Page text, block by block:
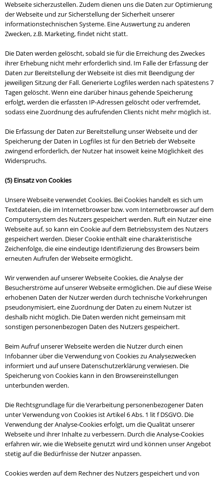
Webseite sicherzustellen. Zudem dienen uns die Daten zur Optimierung
der Webseite und zur Sicherstellung der Sicherheit unserer
informationstechnischen Systeme. Eine Auswertung zu anderen
Zwecken, z.B. Marketing, findet nicht statt.
Die Daten werden gelöscht, sobald sie für die Erreichung des Zweckes
ihrer Erhebung nicht mehr erforderlich sind. Im Falle der Erfassung der
Daten zur Bereitstellung der Webseite ist dies mit Beendigung der
jeweiligen Sitzung der Fall. Generierte Logfiles werden nach spätestens 7
Tagen gelöscht. Wenn eine darüber hinaus gehende Speicherung
erfolgt, werden die erfassten IP-Adressen gelöscht oder verfremdet,
sodass eine Zuordnung des aufrufenden Clients nicht mehr möglich ist.
Die Erfassung der Daten zur Bereitstellung unser Webseite und der
Speicherung der Daten in Logfiles ist für den Betrieb der Webseite
zwingend erforderlich, der Nutzer hat insoweit keine Möglichkeit des
Widerspruchs.
(5) Einsatz von Cookies
Unsere Webseite verwendet Cookies. Bei Cookies handelt es sich um
Textdateien, die im Internetbrowser bzw. vom Internetbrowser auf dem
Computersystem des Nutzers gespeichert werden. Ruft ein Nutzer eine
Webseite auf, so kann ein Cookie auf dem Betriebssystem des Nutzers
gespeichert werden. Dieser Cookie enthält eine charakteristische
Zeichenfolge, die eine eindeutige Identifizierung des Browsers beim
erneuten Aufrufen der Webseite ermöglicht.
Wir verwenden auf unserer Webseite Cookies, die Analyse der
Besucherströme auf unserer Webseite ermöglichen. Die auf diese Weise
erhobenen Daten der Nutzer werden durch technische Vorkehrungen
pseudonymisiert, eine Zuordnung der Daten zu einem Nutzer ist
deshalb nicht möglich. Die Daten werden nicht gemeinsam mit
sonstigen personenbezogen Daten des Nutzers gespeichert.
Beim Aufruf unserer Webseite werden die Nutzer durch einen
Infobanner über die Verwendung von Cookies zu Analysezwecken
informiert und auf unsere Datenschutzerklärung verwiesen. Die
Speicherung von Cookies kann in den Browsereinstellungen
unterbunden werden.
Die Rechtsgrundlage für die Verarbeitung personenbezogener Daten
unter Verwendung von Cookies ist Artikel 6 Abs. 1 lit f DSGVO. Die
Verwendung der Analyse-Cookies erfolgt, um die Qualität unserer
Webseite und ihrer Inhalte zu verbessern. Durch die Analyse-Cookies
erfahren wir, wie die Webseite genutzt wird und können unser Angebot
stetig auf die Bedürfnisse der Nutzer anpassen.
Cookies werden auf dem Rechner des Nutzers gespeichert und von